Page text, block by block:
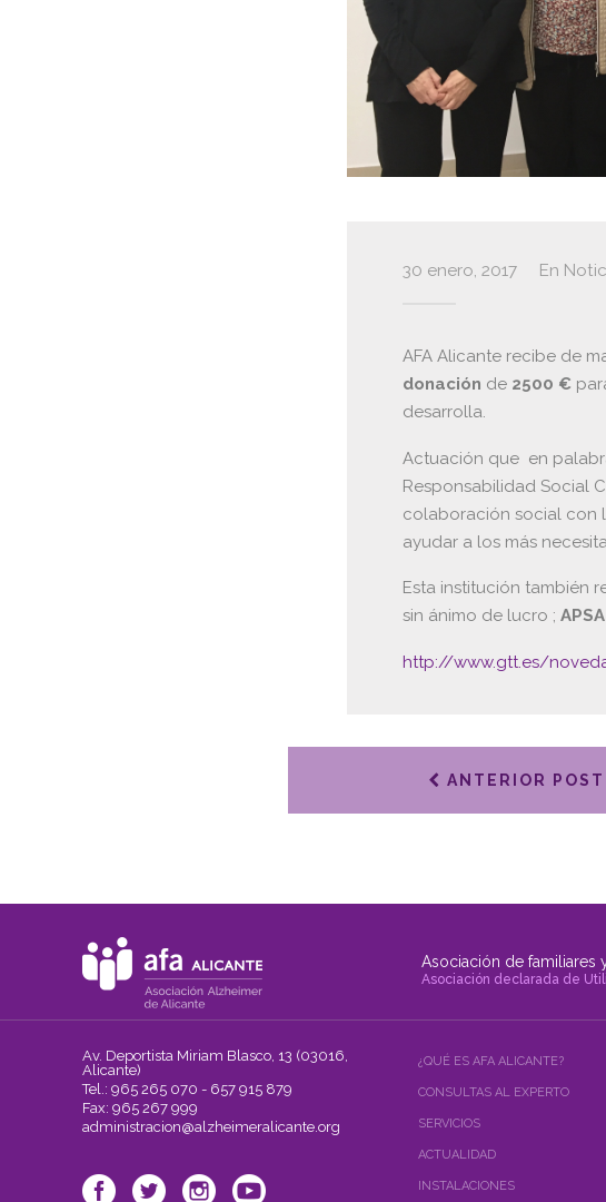
30 enero, 2017 En
AFA Alicante recibe de
donación de 2500 €
desarrolla.
Actuación que en
Responsabilidad Social
colaboración social con
ayudar a los más
Esta institución también
sin ánimo de lucro ; APSA
http://www.gtt.es/
ANTERIOR POST
Asociación de familiares
Asociación declarada de
Av. Deportista Miriam Blasco, 13 (03016,
Alicante)
Tel.: 965 265 070 - 657 915 879
Fax: 965 267 999
administracion@alzheimeralicante.org
¿QUÉ ES AFA ALICANTE?
CONSULTAS AL EXPERTO
SERVICIOS
ACTUALIDAD
INSTALACIONES